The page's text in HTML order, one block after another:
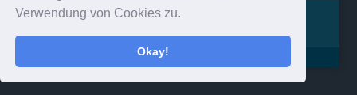
Verwendung von Cookies zu.
Okay!